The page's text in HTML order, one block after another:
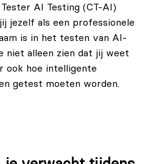
AI Testing (CT-AI)
jezelf als een professionele
is in het testen van AI-
niet alleen zien dat jij weet
ook hoe intelligente
getest moeten worden.